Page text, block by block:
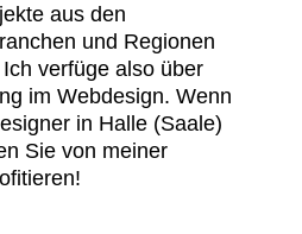
aus den
und Regionen
verfüge also über
im Webdesign. Wenn
in Halle (Saale)
Sie von meiner